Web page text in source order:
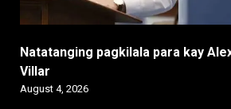
Natatanging pagkilala para kay
Villar
August 4, 2026